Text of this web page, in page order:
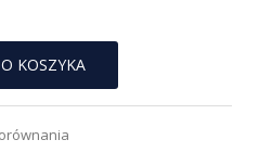
KOSZYKA